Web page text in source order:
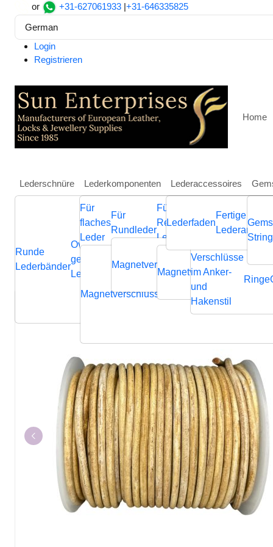
or +31-627061933 |+31-646335825
German
Login
Registrieren
Home
Lederschnüre
Runde
Lederbänder
Ovale
geflochtene
Lederbänder
Geflochtene
Lederschnüre
Flache
Lederschnüre
Lederkomponenten
Für
flaches
Leder
Magnetverschluss
Für
Rundleder
Magnetverschluss Endverschluss
Für
Regaliz
Leder
Magnetverschluss
Verschlüsse
im Anker-
und
Hakenstil
Ringe
Lederaccessoires
Lederfaden
Fertige
Lederschnüre Runde Lederbänder Round
Round Leather Cord